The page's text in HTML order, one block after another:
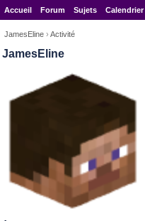
Accueil Forum Sujets Calendrier
JamesEline › Activité
JamesEline